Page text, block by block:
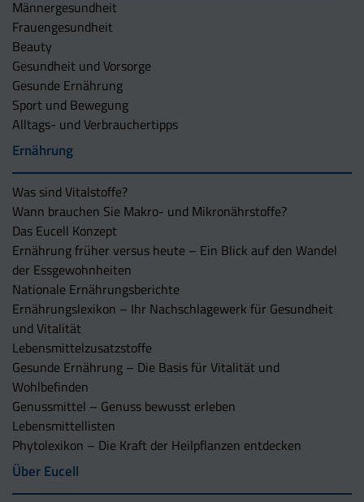
Männergesundheit
Frauengesundheit
Beauty
Gesundheit und Vorsorge
Gesunde Ernährung
Sport und Bewegung
Alltags- und Verbrauchertipps
Ernährung
Was sind Vitalstoffe?
Wann brauchen Sie Makro- und Mikronährstoffe?
Das Eucell Konzept
Ernährung früher versus heute – Ein Blick auf den Wandel
der Essgewohnheiten
Nationale Ernährungsberichte
Ernährungslexikon – Ihr Nachschlagewerk für Gesundheit
und Vitalität
Lebensmittelzusatzstoffe
Gesunde Ernährung – Die Basis für Vitalität und
Wohlbefinden
Genussmittel – Genuss bewusst erleben
Lebensmittellisten
Phytolexikon – Die Kraft der Heilpflanzen entdecken
Über Eucell